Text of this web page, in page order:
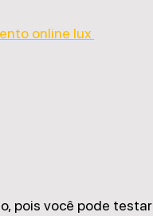
online lux
pois você pode testar